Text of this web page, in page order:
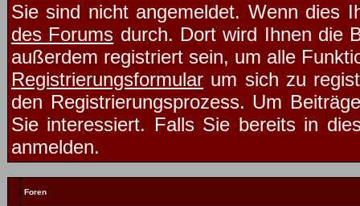
Sie sind nicht angemeldet. Wenn dies
des Forums durch. Dort wird Ihnen die
außerdem registriert sein, um alle
Registrierungsformular um sich zu
den Registrierungsprozess. Um
Sie interessiert. Falls Sie bereits in
anmelden.
Foren